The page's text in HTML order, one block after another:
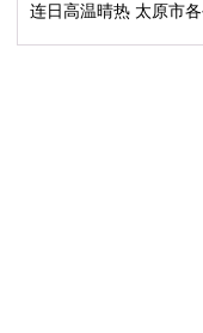
连日高温晴热 太原市